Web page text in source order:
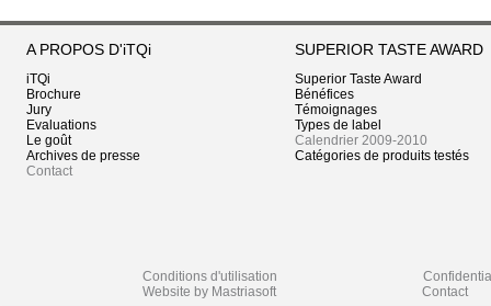
Conditions d'utilisation
Website by Mastriasoft
Contact
A PROPOS D'iTQi
iTQi
Brochure
Jury
Evaluations
Le goût
Archives de presse
Contact
SUPERIOR TASTE AWARD
Superior Taste Award
Bénéfices
Témoignages
Types de label
Calendrier 2009-2010
Catégories de produits testés